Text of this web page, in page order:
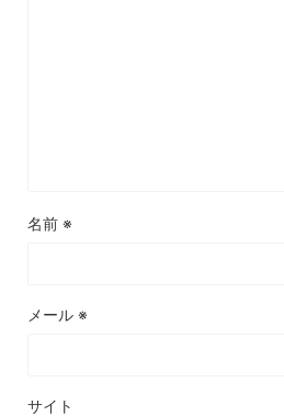
名前 ※
メール ※
サイト